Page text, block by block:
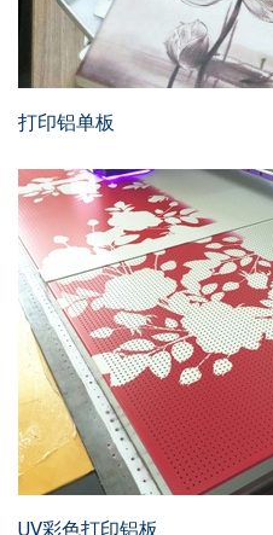
打印铝单板
UV彩色打印铝板